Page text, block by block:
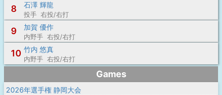
8 石澤 輝龍
投手 右投/右打
9 加賀 優作
内野手 右投/右打
10 竹内 悠真
内野手 右投/右打
Games
2026年選手権 静岡大会